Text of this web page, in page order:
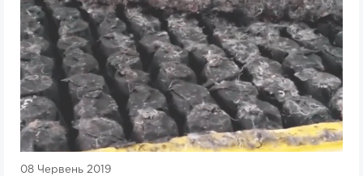
08 Червень 2019